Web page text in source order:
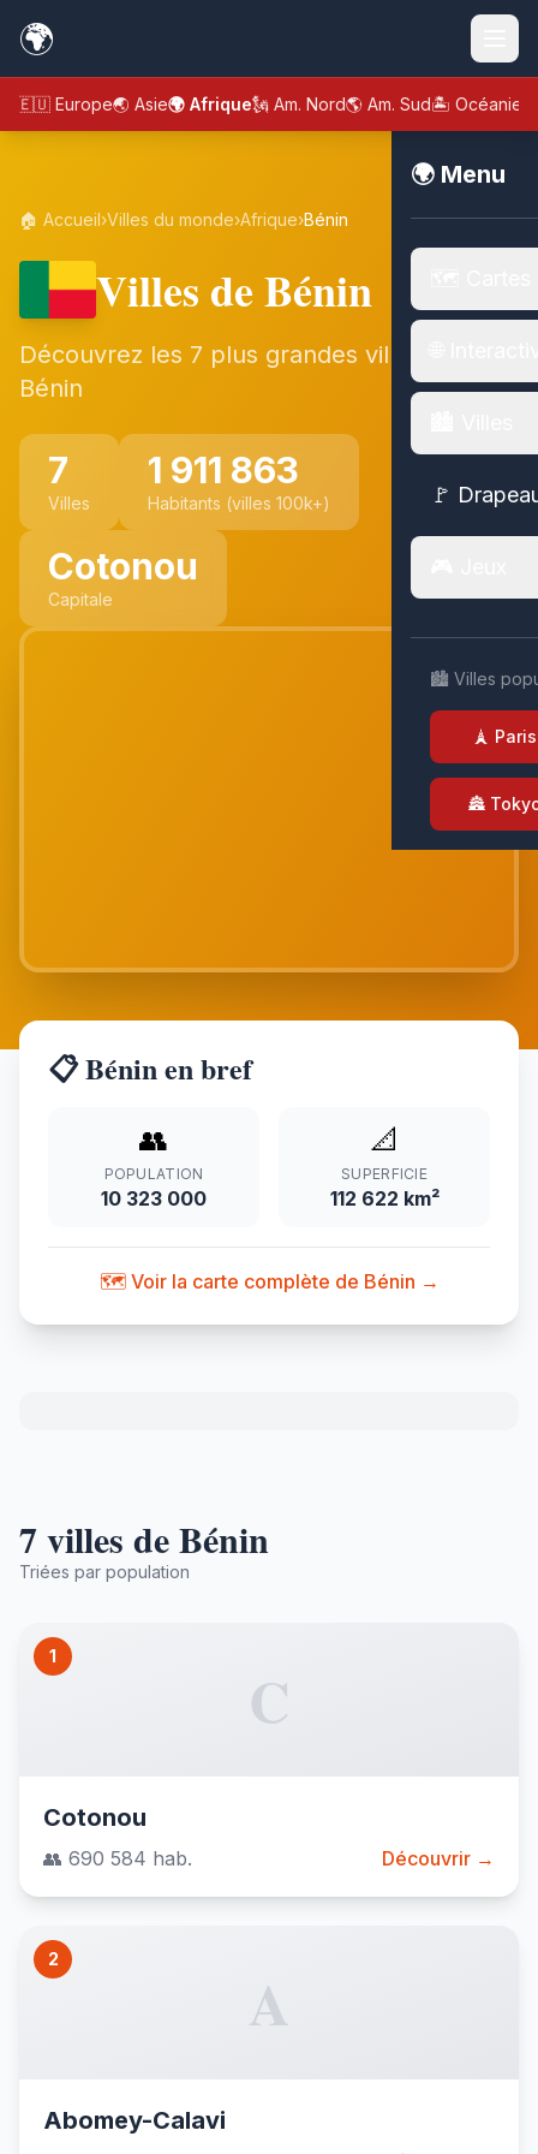
🌍
🇪🇺 Europe🌏 Asie🌍 Afrique🗽 Am. Nord🌎 Am. Sud🏝️ Océanie
🌍 Menu
🚩
🏙️ Villes
🗼 Paris
🏯
🏠 Accueil›Villes du monde›Afrique›Bénin
Villes de Bénin
Découvrez les 7 plus grandes villes de
Bénin
7
Villes
1 911 863
Habitants (villes 100k+)
Cotonou
Capitale
📋 Bénin en bref
👥
POPULATION
10 323 000
📐
SUPERFICIE
112 622 km²
🗺️ Voir la carte complète de Bénin →
7 villes de Bénin
Triées par population
1
C
Cotonou
👥 690 584 hab. Découvrir →
2
A
Abomey-Calavi